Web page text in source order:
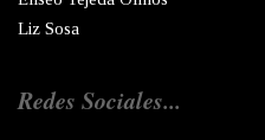
Liz Sosa
Redes Sociales...